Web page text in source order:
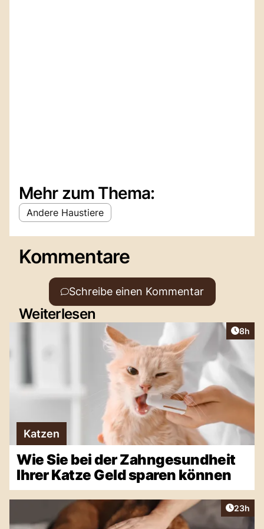
Mehr zum Thema:
Andere Haustiere
Kommentare
Schreibe einen Kommentar
Weiterlesen
8h
Katzen
Wie Sie bei der Zahngesundheit
Ihrer Katze Geld sparen können
Artikel
23h